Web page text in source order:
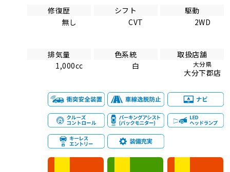
修復歴
無し
シフト
CVT
駆動
2WD
排気量
1,000cc
色系統
白
取扱店舗
大分県
大分下郡店